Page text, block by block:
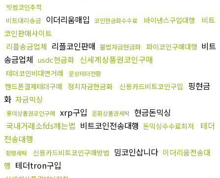
빗썸코인추적
비트대리송금 이더리움매입 코인현금화수수료 바이낸스구입대행
비트
코인판매사이트
리플송금업체 리플코인판매 불법자금현금화 파이코인구매대행 비트
송금업체 usdc현금화 신세계상품권코인구매
테더코인비대면거래 문상테더전환
핸드폰결제테더구매 정치자금현금화 신용카드비트코인구입
핑현금
화 자금믹싱
롯데상품권코인구매 xrp구입 문화상품권세탁 현금돈믹싱
국내거래소fds깨는법 비트코인전송대행 돈믹싱수수료최저
테더
전송대행
횡령세탁 신용카드비트코인구매방법 밈코인삽니다 이더리움전송대
행 테더tron구입